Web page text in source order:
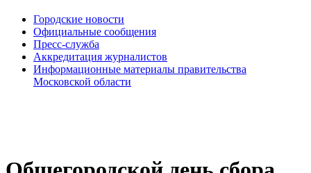
Городские новости
Официальные сообщения
Пресс-служба
Аккредитация журналистов
Информационные материалы правительства
Московской области